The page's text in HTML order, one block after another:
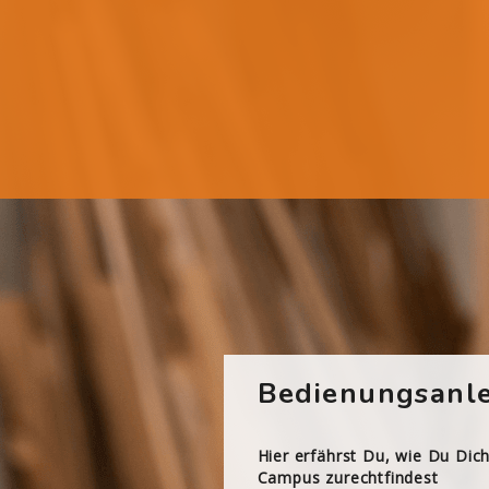
Hier erfährst Du, wie Du
Campus zurechtfindest